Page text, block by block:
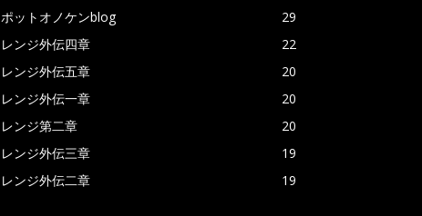
ポットオノケンblog
29
レンジ外伝四章
22
レンジ外伝五章
20
レンジ外伝一章
20
レンジ第二章
20
レンジ外伝三章
19
レンジ外伝二章
19